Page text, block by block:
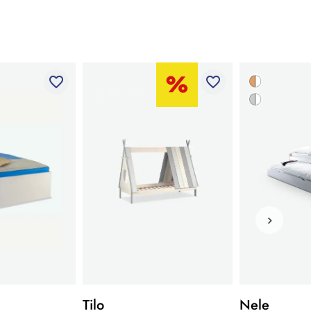
favorite_border favorite_border
Tilo Nele